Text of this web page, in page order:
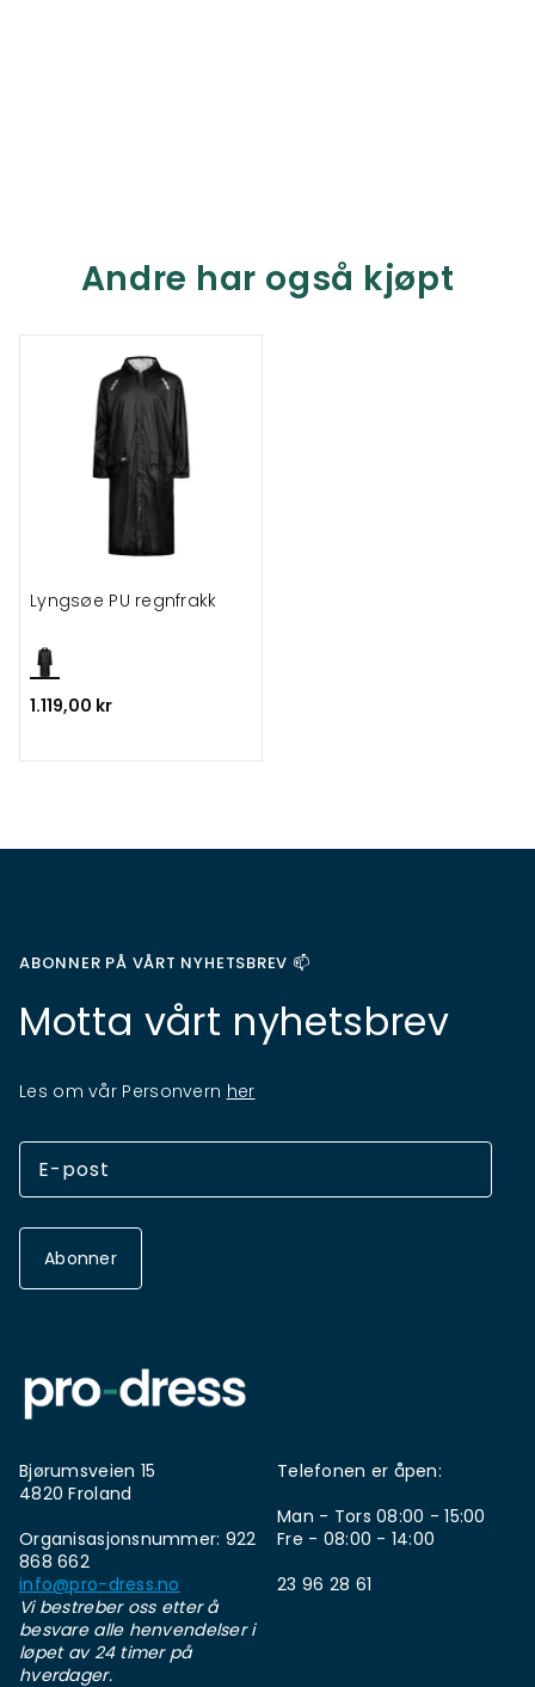
Andre har også kjøpt
Lyngsøe PU regnfrakk
1.119,00 kr
ABONNER PÅ VÅRT NYHETSBREV 📫
Motta vårt nyhetsbrev
Les om vår Personvern her
Abonner
Bjørumsveien 15
4820 Froland
Organisasjonsnummer: 922
868 662
info@pro-dress.no
Vi bestreber oss etter å
besvare alle henvendelser i
løpet av 24 timer på
hverdager.
Telefonen er åpen:
Man - Tors 08:00 - 15:00
Fre - 08:00 - 14:00
23 96 28 61